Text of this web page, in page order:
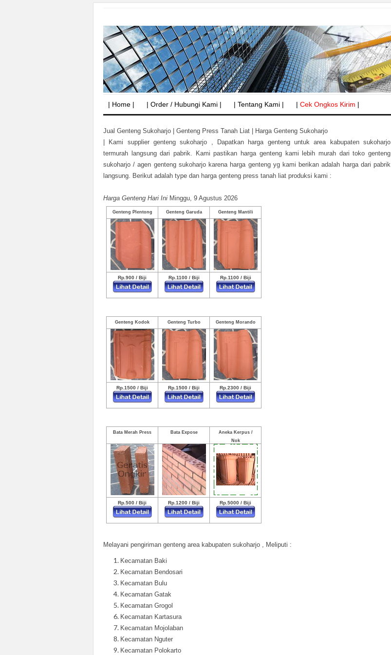
| Home | | Order / Hubungi Kami | | Tentang Kami | | Cek Ongkos Kirim |
Jual Genteng Sukoharjo | Genteng Press Tanah Liat | Harga Genteng Sukoharjo
Kami supplier genteng sukoharjo , Dapatkan harga genteng untuk area kabupaten sukoharjo
termurah langsung dari pabrik. Kami pastikan harga genteng kami lebih murah dari toko genteng
sukoharjo / agen genteng sukoharjo karena harga genteng yg kami berikan adalah harga dari pabrik
langsung. Berikut adalah type dan harga genteng press tanah liat produksi kami :
Harga Genteng Hari Ini Minggu, 9 Agustus 2026
Genteng Plentong Genteng Garuda Genteng Mantili
Rp.900 / Biji Rp.1100 / Biji Rp.1100 / Biji
Genteng Kodok Genteng Turbo Genteng Morando
Rp.1500 / Biji Rp.1500 / Biji Rp.2300 / Biji
Bata Merah Press Bata Expose
Aneka Kerpus /
Nok
Rp.500 / Biji Rp.1200 / Biji Rp.5000 / Biji
Melayani pengiriman genteng area kabupaten sukoharjo , Meliputi :
Kecamatan Baki
Kecamatan Bendosari
Kecamatan Bulu
Kecamatan Gatak
Kecamatan Grogol
Kecamatan Kartasura
Kecamatan Mojolaban
Kecamatan Nguter
Kecamatan Polokarto